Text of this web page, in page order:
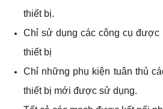
thiết bị.
Chỉ sử dụng các công cụ được
thiết bị
Chỉ những phụ kiện tuân thủ
thiết bị mới được sử dụng.